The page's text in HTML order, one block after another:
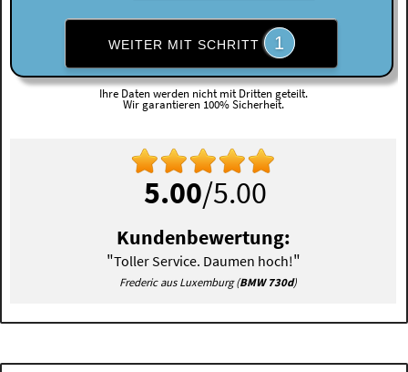
WEITER MIT SCHRITT 1
Ihre Daten werden nicht mit Dritten geteilt.
Wir garantieren 100% Sicherheit.
5.00/5.00
Kundenbewertung:
"Toller Service. Daumen hoch!"
Frederic aus Luxemburg (BMW 730d)